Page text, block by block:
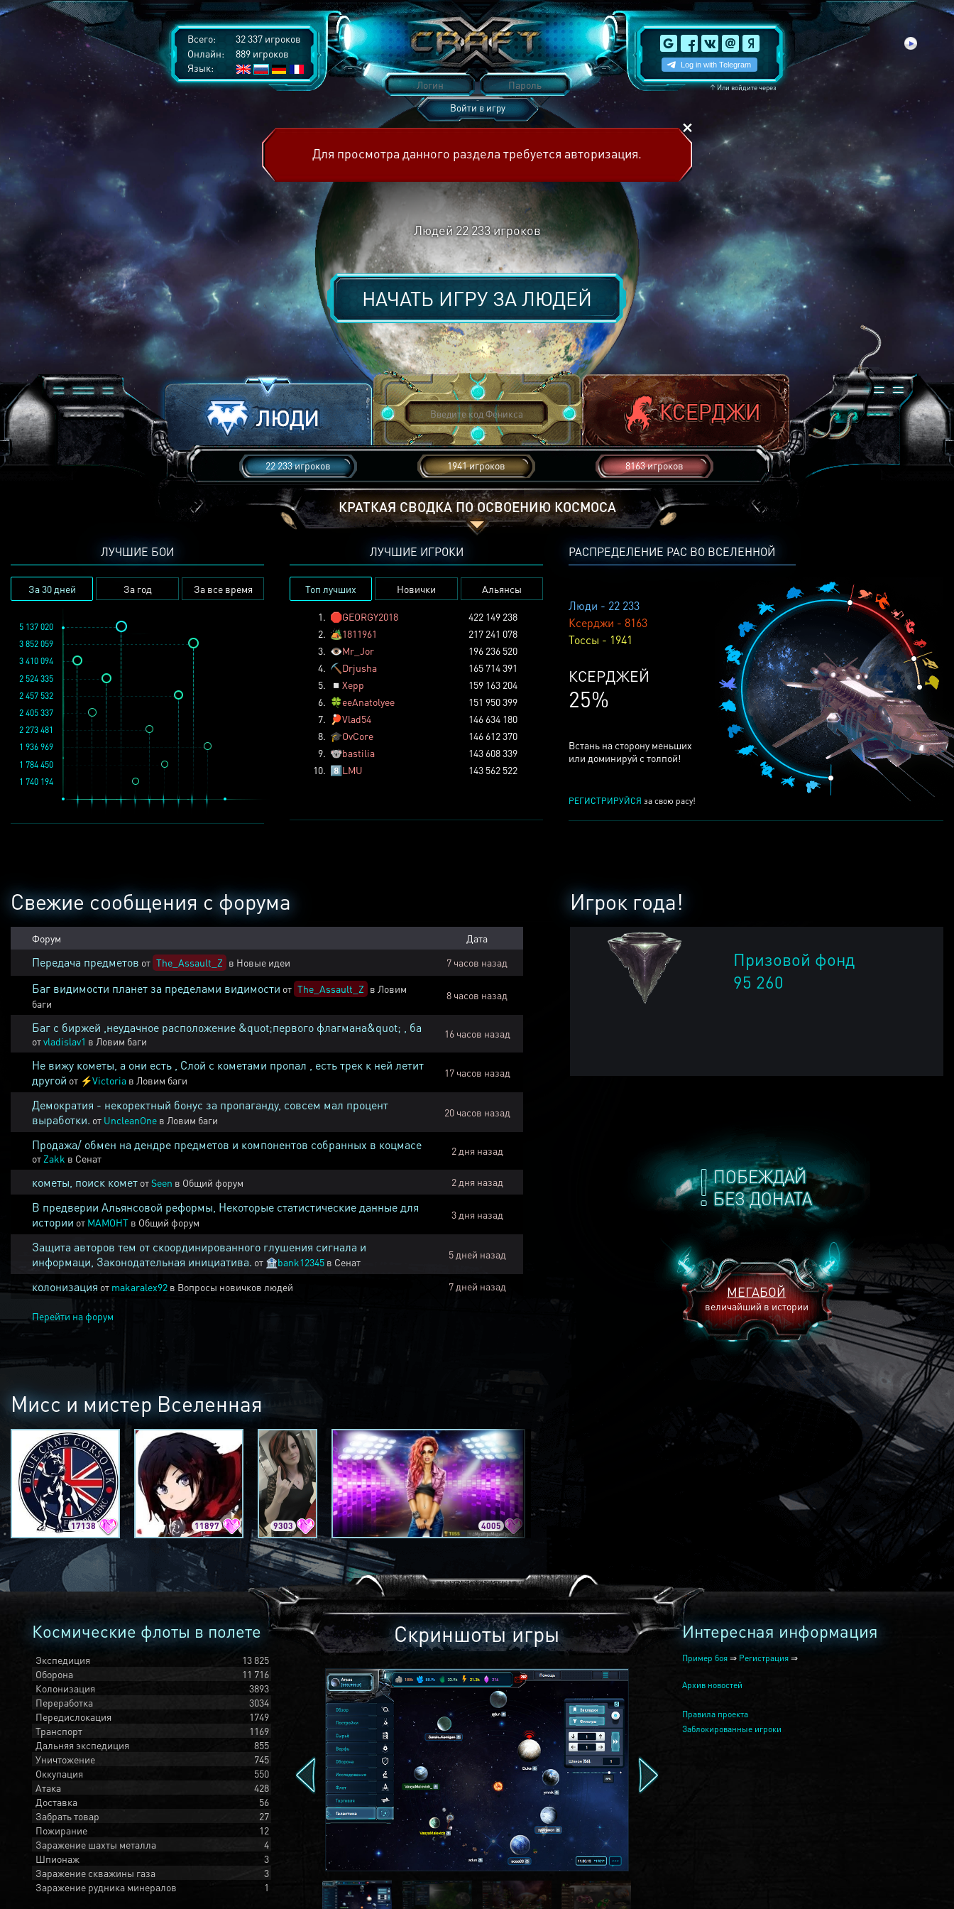
Всего:
32 337 игроков
Онлайн:
889 игроков
Язык:
↑Или войдите через
Войти в игру
Для просмотра данного раздела требуется авторизация.
Людей 22 233игроков
НАЧАТЬ ИГРУ ЗАЛЮДЕЙ
22 233 игроков 1941 игроков 8163 игроков
КРАТКАЯ СВОДКА ПО ОСВОЕНИЮ КОСМОСА
РАСПРЕДЕЛЕНИЕ РАС ВО ВСЕЛЕННОЙ
Люди - 22 233
Ксерджи - 8163
Тоссы - 1941
КСЕРДЖЕЙ
25%
Встань на сторону меньших
или доминируй с толпой!
РЕГИСТРИРУЙСЯ за свою расу!
ЛУЧШИЕ БОИ
За 30 дней За год За все время
1 936 969
3 852 059
2 457 532
1 784 450
2 273 481
1 740 194
5 137 020
2 524 335
2 405 337
3 410 094
ЛУЧШИЕ ИГРОКИ
Топ лучших Новички Альянсы
1. 🛑GEORGY2018
422 149 238
2. 🏕️1811961
217 241 078
3. 👁️Mr_Jor
196 236 520
4. ⛏️ Drjusha
165 714 391
5.
◽ Xepp
159 163 204
6. 🍀eeAnatolyee
151 950 399
7.
🏓Vlad54
146 634 180
8. 🎓OvCore
146 612 370
9. 🐨bastilia
143 608 339
10. 8️⃣LMU 143 562 522
ПОБЕЖДАЙ
БЕЗ ДОНАТА
МЕГАБОЙ
величайший в истории
Игрок года!
Призовой фонд
95 260
Свежие сообщения с форума
Форум Дата
Передача предметов от The_Assault_Z в Новые идеи 7 часов назад
Баг видимости планет за пределами видимости от The_Assault_Z в Ловим
баги
8 часов назад
Баг с биржей ,неудачное расположение &quot;первого флагмана&quot; , ба
отvladislav1 в Ловим баги
16 часов назад
Не вижу кометы, а они есть , Слой с кометами пропал , есть трек к ней летит
другой от ⚡Victoria в Ловим баги
17 часов назад
Демократия - некоректный бонус за пропаганду, совсем мал процент
выработки. от UncleanOne в Ловим баги
20 часов назад
Продажа/ обмен на дендре предметов и компонентов собранных в коцмасе
от Zakk в Сенат
2 дня назад
кометы, поиск комет отSeen в Общий форум 2 дня назад
В предверии Альянсовой реформы, Некоторые статистические данные для
истории от MAMOHT в Общий форум
3 дня назад
Защита авторов тем от скоординированного глушения сигнала и
информаци, Законодательная инициатива. от 🏦bank12345 в Сенат
5 дней назад
колонизация от makaralex92 в Вопросы новичков людей 7 дней назад
Перейти на форум
Мисс и мистер Вселенная
17138 11897 9303 4005 2240
Космические флоты в полете
Экспедиция
13 825
Оборона
11 716
Колонизация
3893
Переработка
3034
Передислокация
1749
Транспорт
1169
Дальняя экспедиция
855
Уничтожение
745
Оккупация
550
Атака
428
Доставка
56
Забрать товар
27
Пожирание
12
Заражение шахты металла
4
Шпионаж
3
Заражение скважины газа
3
Заражение рудника минералов
1
Скриншоты игры Интересная информация
Пример боя ⇒ Регистрация ⇒
Архив новостей
Правила проекта
Заблокированные игроки